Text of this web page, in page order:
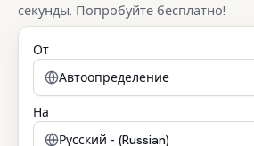
секунды. Попробуйте бесплатно!
От
Автоопределение
На
Русский - (Russian)